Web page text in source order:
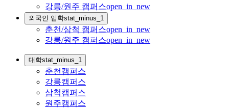
강릉/원주 캠퍼스open_in_new
외국인 입학stat_minus_1
춘천/삼척 캠퍼스open_in_new
강릉/원주 캠퍼스open_in_new
대학stat_minus_1
춘천캠퍼스
강릉캠퍼스
삼척캠퍼스
원주캠퍼스